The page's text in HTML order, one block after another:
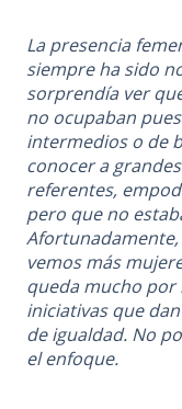
La presencia
siempre ha sido
sorprendía ver
no ocupaban
intermedios o de
conocer a
referentes,
pero que no
Afortunadamente,
vemos más
queda mucho por
iniciativas que
de igualdad. No
el enfoque.